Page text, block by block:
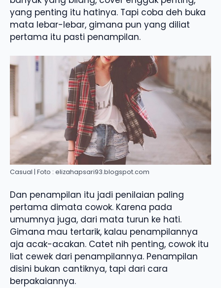
yang penting itu hatinya. Tapi coba deh buka
mata lebar-lebar, gimana pun yang diliat
pertama itu pasti penampilan.
Casual | Foto : elizahapsari93.blogspot.com
Dan penampilan itu jadi penilaian paling
pertama dimata cowok. Karena pada
umumnya juga, dari mata turun ke hati.
Gimana mau tertarik, kalau penampilannya
aja acak-acakan. Catet nih penting, cowok itu
liat cewek dari penampilannya. Penampilan
disini bukan cantiknya, tapi dari cara
berpakaiannya.